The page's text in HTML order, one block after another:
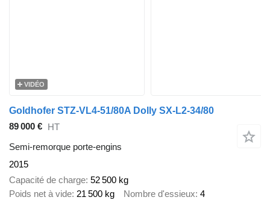
VIDÉO
Goldhofer STZ-VL4-51/80A Dolly SX-L2-34/80
89 000 € HT
Semi-remorque porte-engins
2015
Capacité de charge 52 500 kg
Poids net à vide 21 500 kg Nombre d'essieux 4